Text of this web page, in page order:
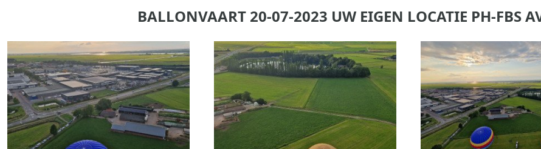
BALLONVAART 20-07-2023 UW EIGEN LOCATIE PH-FBS